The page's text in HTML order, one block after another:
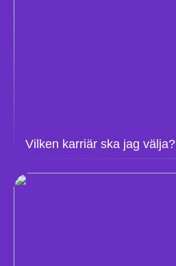
Vilken karriär ska jag välja?